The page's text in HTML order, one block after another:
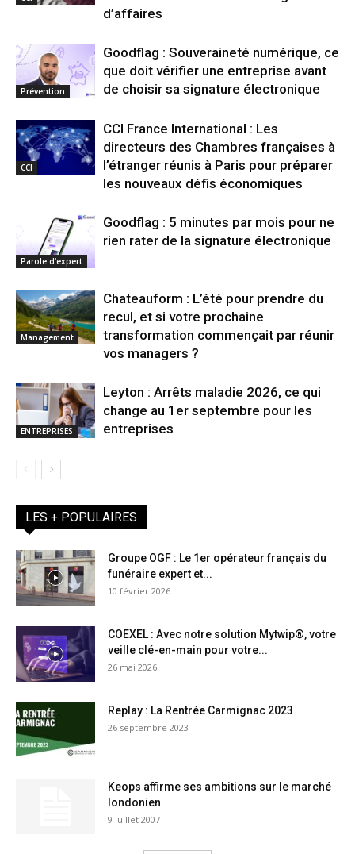
d’affaires
Prévention
Goodflag : Souveraineté numérique, ce
que doit vérifier une entreprise avant
de choisir sa signature électronique
CCI
CCI France International : Les
directeurs des Chambres françaises à
l’étranger réunis à Paris pour préparer
les nouveaux défis économiques
Parole d'expert
Goodflag : 5 minutes par mois pour ne
rien rater de la signature électronique
Management
Chateauform : L’été pour prendre du
recul, et si votre prochaine
transformation commençait par réunir
vos managers ?
ENTREPRISES
Leyton : Arrêts maladie 2026, ce qui
change au 1er septembre pour les
entreprises
LES + POPULAIRES
Groupe OGF : Le 1er opérateur français du
funéraire expert et...
10 février 2026
COEXEL : Avec notre solution Mytwip®, votre
veille clé-en-main pour votre...
26 mai 2026
Replay : La Rentrée Carmignac 2023
26 septembre 2023
Keops affirme ses ambitions sur le marché
londonien
9 juillet 2007